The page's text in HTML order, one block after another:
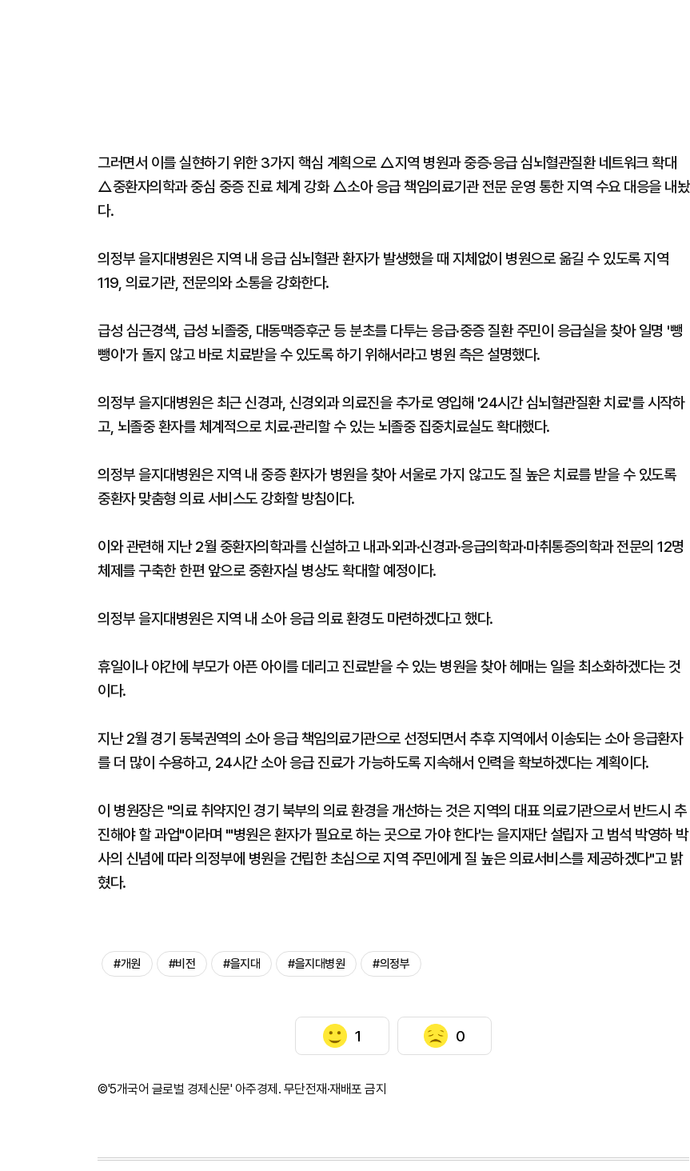
그러면서 이를 실현하기 위한 3가지 핵심 계획으로 △지역 병원과 중증·응급 심뇌혈관질환 네트워크 확대
△중환자의학과 중심 중증 진료 체계 강화 △소아 응급 책임의료기관 전문 운영 통한 지역 수요 대응을 내놨
다.
의정부 을지대병원은 지역 내 응급 심뇌혈관 환자가 발생했을 때 지체없이 병원으로 옮길 수 있도록 지역
119, 의료기관, 전문의와 소통을 강화한다.
급성 심근경색, 급성 뇌졸중, 대동맥증후군 등 분초를 다투는 응급·중증 질환 주민이 응급실을 찾아 일명 '뺑
뺑이'가 돌지 않고 바로 치료받을 수 있도록 하기 위해서라고 병원 측은 설명했다.
의정부 을지대병원은 최근 신경과, 신경외과 의료진을 추가로 영입해 '24시간 심뇌혈관질환 치료'를 시작하
고, 뇌졸중 환자를 체계적으로 치료·관리할 수 있는 뇌졸중 집중치료실도 확대했다.
의정부 을지대병원은 지역 내 중증 환자가 병원을 찾아 서울로 가지 않고도 질 높은 치료를 받을 수 있도록
중환자 맞춤형 의료 서비스도 강화할 방침이다.
이와 관련해 지난 2월 중환자의학과를 신설하고 내과·외과·신경과·응급의학과·마취통증의학과 전문의 12명
체제를 구축한 한편 앞으로 중환자실 병상도 확대할 예정이다.
의정부 을지대병원은 지역 내 소아 응급 의료 환경도 마련하겠다고 했다.
휴일이나 야간에 부모가 아픈 아이를 데리고 진료받을 수 있는 병원을 찾아 헤매는 일을 최소화하겠다는 것
이다.
지난 2월 경기 동북권역의 소아 응급 책임의료기관으로 선정되면서 추후 지역에서 이송되는 소아 응급환자
를 더 많이 수용하고, 24시간 소아 응급 진료가 가능하도록 지속해서 인력을 확보하겠다는 계획이다.
이 병원장은 "의료 취약지인 경기 북부의 의료 환경을 개선하는 것은 지역의 대표 의료기관으로서 반드시 추
진해야 할 과업"이라며 "'병원은 환자가 필요로 하는 곳으로 가야 한다'는 을지재단 설립자 고 범석 박영하 박
사의 신념에 따라 의정부에 병원을 건립한 초심으로 지역 주민에게 질 높은 의료서비스를 제공하겠다"고 밝
혔다.
#개원 #비전 #을지대 #을지대병원 #의정부
1 0
©'5개국어 글로벌 경제신문' 아주경제. 무단전재·재배포 금지